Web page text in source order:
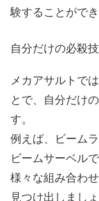
験することができ
自分だけの必殺
メカアサルトで
とで、自分だけ
す。
例えば、ビーム
ビームサーベル
様々な組み合わ
見つけ出しましょ